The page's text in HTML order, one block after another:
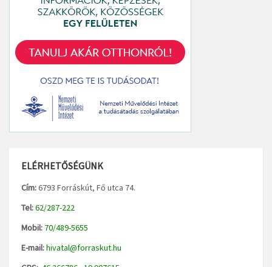
ELÉRHETŐSÉGÜNK
Cím:6793 Forráskút, Fő utca 74.
Tel:62/287-222
Mobil: 70/489-5655
E-mail:hivatal@forraskut.hu